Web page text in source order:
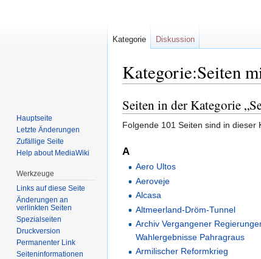
Kategorie:Seiten
Zur
Navigation
springen
Zur
Suche
springen
Seiten in der Kategorie
Folgende 101 Seiten sind in dieser
A
Aero Ultos
Aeroveje
Alcasa
Altmeerland-Dröm-Tunnel
Archiv Vergangener
Wahlergebnisse Pahragraus
Armilischer Reformkrieg
Kategorie Diskussion
Hauptseite
Letzte Änderungen
Zufällige Seite
Help about MediaWiki
Werkzeuge
Links auf diese Seite
Änderungen an
verlinkten Seiten
Spezialseiten
Druckversion
Permanenter Link
Seiten­informationen